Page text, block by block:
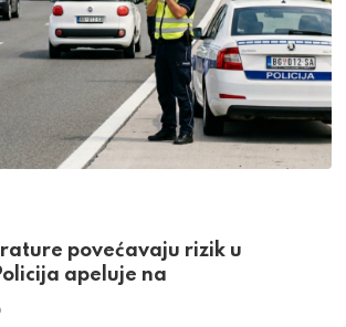
povećavaju rizik u
apeluje na